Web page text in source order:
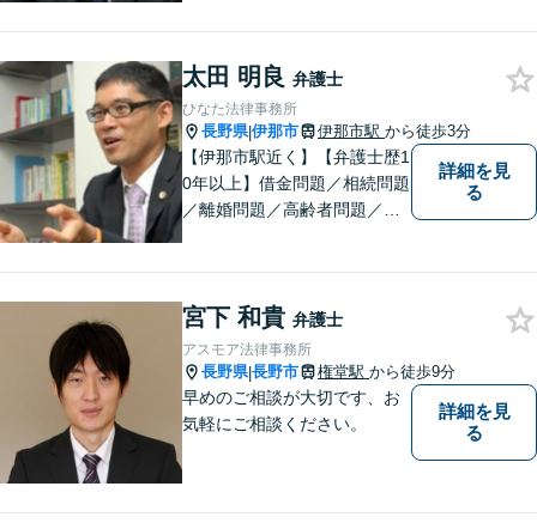
さい。
太田 明良 弁護士
ひなた法律事務所
長野県|伊那市 伊那市駅 から徒歩3分
【伊那市駅近く】【弁護士歴1
0年以上】借金問題／相続問題
／離婚問題／高齢者問題／相
根ざした弁護士】もし何かお
困りな事がございましたらお
気軽にご相談ください。
詳細を見
る
宮下 和貴 弁護士
アスモア法律事務所
長野県|長野市 権堂駅 から徒歩9分
早めのご相談が大切です、お
気軽にご相談ください。
詳細を見
る